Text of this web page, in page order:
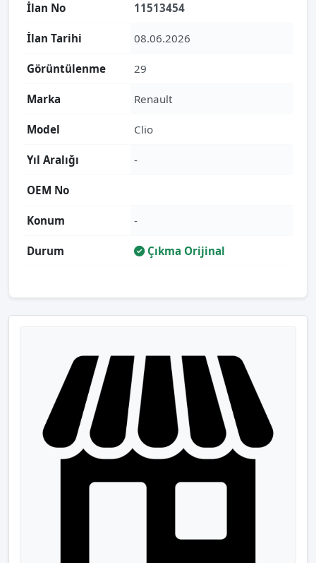
İlan No 11513454
İlan Tarihi 08.06.2026
Görüntülenme 29
Marka Renault
Model Clio
Yıl Aralığı -
OEM No
Konum -
Durum Çıkma Orijinal